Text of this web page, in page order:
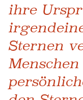
ihre
Sternen